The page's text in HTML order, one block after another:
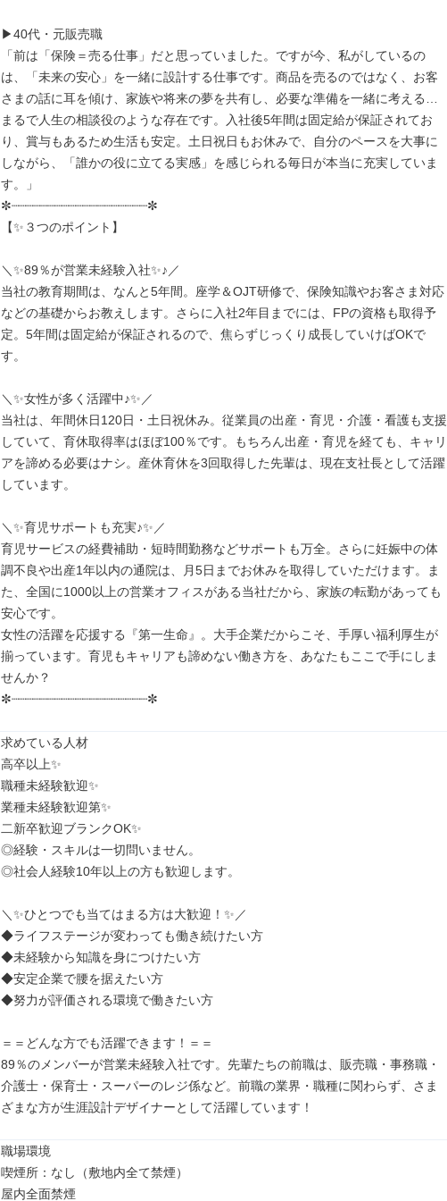
▶40代・元販売職
「前は「保険＝売る仕事」だと思っていました。ですが今、私がしているの
は、「未来の安心」を一緒に設計する仕事です。商品を売るのではなく、お客
さまの話に耳を傾け、家族や将来の夢を共有し、必要な準備を一緒に考える…
まるで人生の相談役のような存在です。入社後5年間は固定給が保証されてお
り、賞与もあるため生活も安定。土日祝日もお休みで、自分のペースを大事に
しながら、「誰かの役に立てる実感」を感じられる毎日が本当に充実していま
す。」
✼┈┈┈┈┈┈┈┈┈┈┈┈┈┈┈┈┈┈┈✼
【✨３つのポイント】
＼✨89％が営業未経験入社✨♪／
当社の教育期間は、なんと5年間。座学＆OJT研修で、保険知識やお客さま対応
などの基礎からお教えします。さらに入社2年目までには、FPの資格も取得予
定。5年間は固定給が保証されるので、焦らずじっくり成長していけばOKで
す。
＼✨女性が多く活躍中♪✨／
当社は、年間休日120日・土日祝休み。従業員の出産・育児・介護・看護も支援
していて、育休取得率はほぼ100％です。もちろん出産・育児を経ても、キャリ
アを諦める必要はナシ。産休育休を3回取得した先輩は、現在支社長として活躍
しています。
＼✨育児サポートも充実♪✨／
育児サービスの経費補助・短時間勤務などサポートも万全。さらに妊娠中の体
調不良や出産1年以内の通院は、月5日までお休みを取得していただけます。ま
た、全国に1000以上の営業オフィスがある当社だから、家族の転勤があっても
安心です。
女性の活躍を応援する『第一生命』。大手企業だからこそ、手厚い福利厚生が
揃っています。育児もキャリアも諦めない働き方を、あなたもここで手にしま
せんか？
✼┈┈┈┈┈┈┈┈┈┈┈┈┈┈┈┈┈┈┈✼
求めている人材
高卒以上✨
職種未経験歓迎✨
業種未経験歓迎第✨
二新卒歓迎ブランクOK✨
◎経験・スキルは一切問いません。
◎社会人経験10年以上の方も歓迎します。
＼✨ひとつでも当てはまる方は大歓迎！✨／
◆ライフステージが変わっても働き続けたい方
◆未経験から知識を身につけたい方
◆安定企業で腰を据えたい方
◆努力が評価される環境で働きたい方
＝＝どんな方でも活躍できます！＝＝
89％のメンバーが営業未経験入社です。先輩たちの前職は、販売職・事務職・
介護士・保育士・スーパーのレジ係など。前職の業界・職種に関わらず、さま
ざまな方が生涯設計デザイナーとして活躍しています！
職場環境
喫煙所：なし（敷地内全て禁煙）
屋内全面禁煙